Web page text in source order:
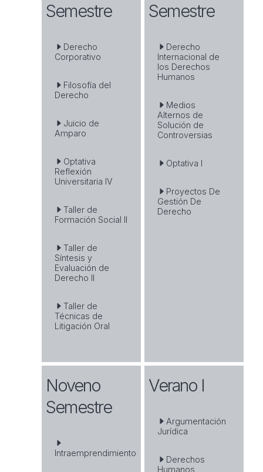
Semestre
Derecho
Corporativo
Filosofía del
Derecho
Juicio de
Amparo
Optativa
Reflexión
Universitaria IV
Taller de
Formación Social II
Taller de
Síntesis y
Evaluación de
Derecho II
Taller de
Técnicas de
Litigación Oral
Semestre
Derecho
Internacional de
los Derechos
Humanos
Medios
Alternos de
Solución de
Controversias
Optativa I
Proyectos De
Gestión De
Derecho
Noveno
Semestre
Intraemprendimiento
Verano I
Argumentación
Jurídica
Derechos
Humanos